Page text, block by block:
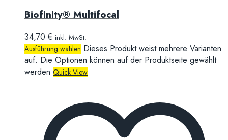
Biofinity® Multifocal
34,70€ inkl. MwSt.
Ausführung wählen Dieses Produkt weist mehrere Varianten
auf. Die Optionen können auf der Produktseite gewählt
werden Quick View